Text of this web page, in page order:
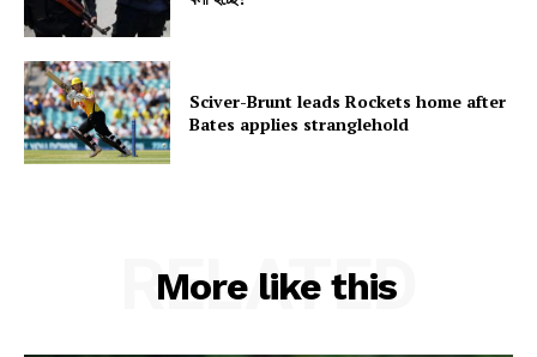
Sciver-Brunt leads Rockets home after
Bates applies stranglehold
More like this
RELATED